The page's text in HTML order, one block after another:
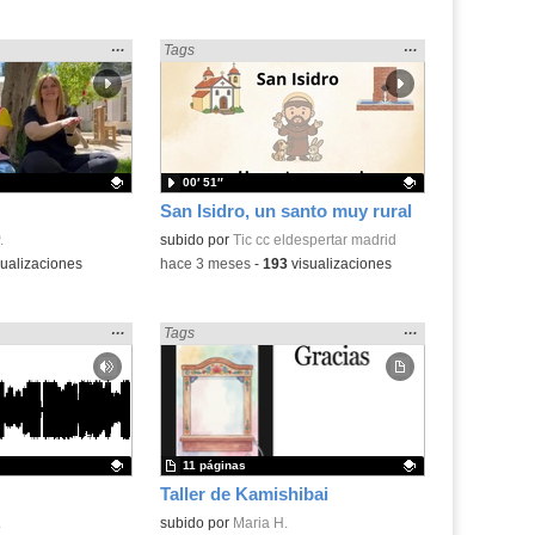
en:
Mostrar
la
ubicación
búsqueda
…
San Isidro, un santo muy rural
Encontrado «Cuentos» en:
Tags
Mostrar
la
ubicación
de la
…
Contenido educativo.
subido por Tic cc eldespertar madrid
00′ 51″
-hace 3 meses- 193visualizaciones
en:
Mostrar
la
ubicación
de la
…
Taller de Kamishibai
Encontrado «Cuentos» en:
Tags
Mostrar
la
ubicación
…
Contenido educativo.
subido por Maria H.
11 páginas